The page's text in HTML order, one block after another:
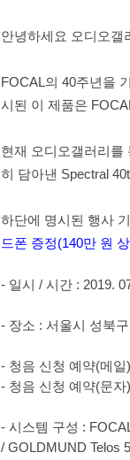
안녕하세요 오디오갤
FOCAL의 40주년을
시된 이 제품은
현재 오디오갤러리를
히 담아낸 Spectral
하단에 명시된 행사
드폰 증정(140만 원
- 일시 / 시간 : 2019.
- 장소 : 서울시 성북
- 청음 신청 예약(메일
- 청음 신청 예약(문자
- 시스템 구성 :
/ GOLDMUND Telos